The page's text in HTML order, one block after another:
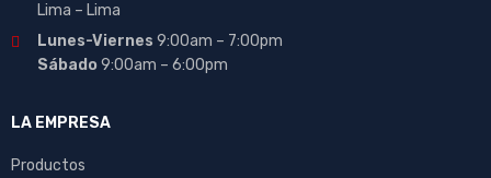
Lima – Lima
Lunes-Viernes 9:00am – 7:00pm
Sábado9:00am – 6:00pm
LA EMPRESA
Productos